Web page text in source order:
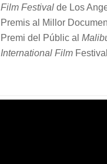
Film Festivalde Los
Premis al Millor
Premi del Públic al
International Film